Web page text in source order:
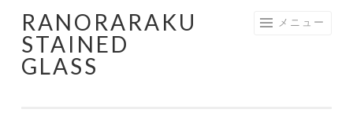
コ
ン
テ
RANORARAKU
STAINED
GLASS
メニュー